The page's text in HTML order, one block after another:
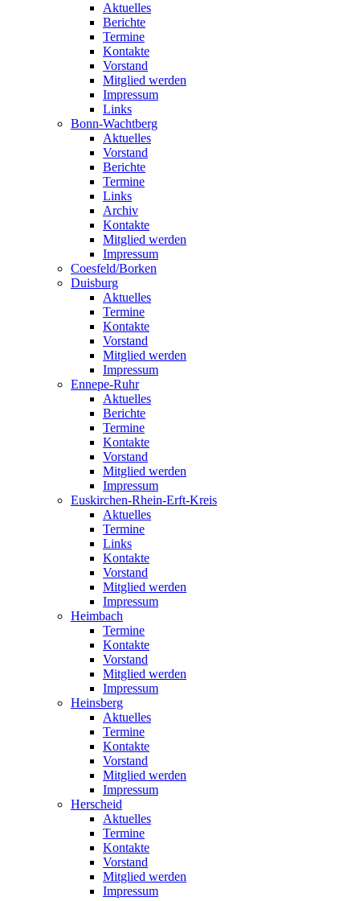
Aktuelles
Berichte
Termine
Kontakte
Vorstand
Mitglied werden
Impressum
Links
Bonn-Wachtberg
Aktuelles
Vorstand
Berichte
Termine
Links
Archiv
Kontakte
Mitglied werden
Impressum
Coesfeld/Borken
Duisburg
Aktuelles
Termine
Kontakte
Vorstand
Mitglied werden
Impressum
Ennepe-Ruhr
Aktuelles
Berichte
Termine
Kontakte
Vorstand
Mitglied werden
Impressum
Euskirchen-Rhein-Erft-Kreis
Aktuelles
Termine
Links
Kontakte
Vorstand
Mitglied werden
Impressum
Heimbach
Termine
Kontakte
Vorstand
Mitglied werden
Impressum
Heinsberg
Aktuelles
Termine
Kontakte
Vorstand
Mitglied werden
Impressum
Herscheid
Aktuelles
Termine
Kontakte
Vorstand
Mitglied werden
Impressum